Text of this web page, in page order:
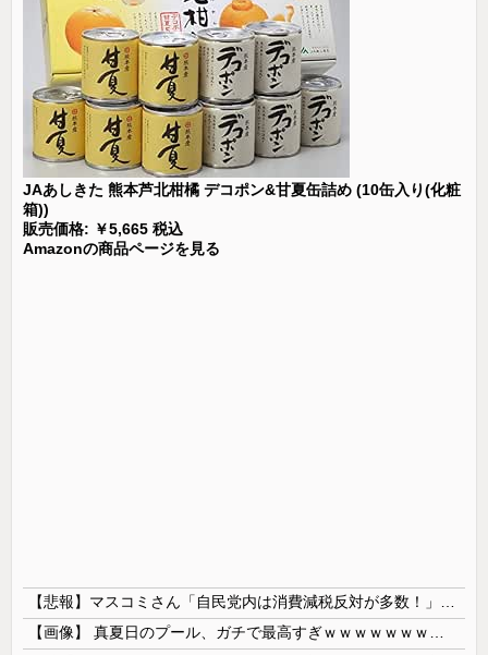
JAあしきた 熊本芦北柑橘 デコポン&甘夏缶詰め (10缶入り(化粧
箱))
販売価格: ￥5,665 税込
Amazonの商品ページを見る